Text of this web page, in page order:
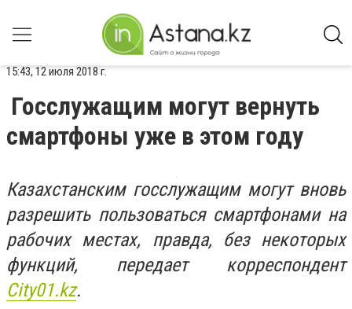
15:43, 12 июля 2018 г.
Госслужащим могут вернуть
смартфоны уже в этом году
Казахстанским госслужащим могут вновь
разрешить пользоваться смартфонами на
рабочих местах, правда, без некоторых
функций, передает корреспондент
City01.kz.